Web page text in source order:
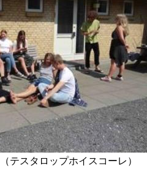
テスタロップホイスコーレ）